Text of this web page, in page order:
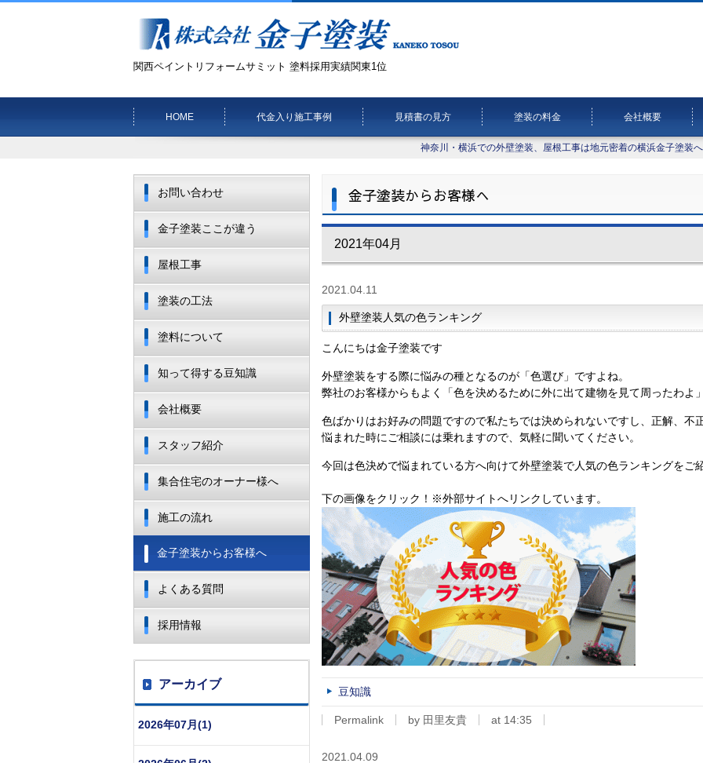
関西ペイントリフォームサミット 塗料採用実績関東1位
HOME 代金入り施工事例 見積書の見方 塗装の料金 会社概要
神奈川・横浜での外壁塗装、屋根工事は地元密着の横浜金子塗装へ
金子塗装からお客様へ
2021年04月
2021.04.11
外壁塗装人気の色ランキング
こんにちは金子塗装です
外壁塗装をする際に悩みの種となるのが「色選び」ですよね。
弊社のお客様からもよく「色を決めるために外に出て建物を見て周ったわ
色ばかりはお好みの問題ですので私たちでは決められないですし、正解、不
悩まれた時にご相談には乗れますので、気軽に聞いてください。
今回は色決めで悩まれている方へ向けて外壁塗装で人気の色ランキングをご
下の画像をクリック！※外部サイトへリンクしています。
豆知識
Permalink by 田里友貴 at 14:35
2021.04.09
お問い合わせ
金子塗装ここが違う
屋根工事
塗装の工法
塗料について
知って得する豆知識
会社概要
スタッフ紹介
集合住宅のオーナー様へ
施工の流れ
金子塗装からお客様へ
よくある質問
採用情報
アーカイブ
2026年07月(1)